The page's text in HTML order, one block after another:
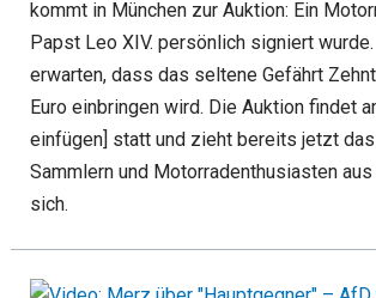
kommt in München zur Auktion: Ein
Papst Leo XIV. persönlich signiert
erwarten, dass das seltene Gefährt
Euro einbringen wird. Die Auktion findet
einfügen] statt und zieht bereits jetzt
Sammlern und Motorradenthusiasten
sich.